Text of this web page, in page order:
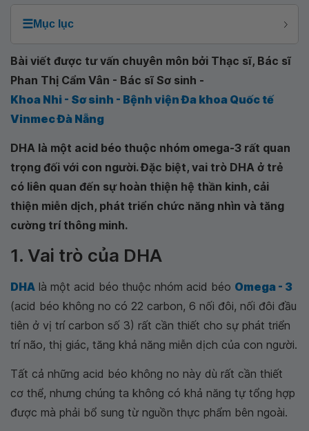
☰Mục lục
Bài viết được tư vấn chuyên môn bởi Thạc sĩ, Bác sĩ
Phan Thị Cẩm Vân - Bác sĩ Sơ sinh -
Khoa Nhi - Sơ sinh - Bệnh viện Đa khoa Quốc tế
Vinmec Đà Nẵng
DHA là một acid béo thuộc nhóm omega-3 rất quan
trọng đối với con người. Đặc biệt, vai trò DHA ở trẻ
có liên quan đến sự hoàn thiện hệ thần kinh, cải
thiện miễn dịch, phát triển chức năng nhìn và tăng
cường trí thông minh.
1. Vai trò của DHA
DHA là một acid béo thuộc nhóm acid béo Omega - 3
(acid béo không no có 22 carbon, 6 nối đôi, nối đôi đầu
tiên ở vị trí carbon số 3) rất cần thiết cho sự phát triển
trí não, thị giác, tăng khả năng miễn dịch của con người.
Tất cả những acid béo không no này dù rất cần thiết
cơ thể, nhưng chúng ta không có khả năng tự tổng hợp
được mà phải bổ sung từ nguồn thực phẩm bên ngoài.